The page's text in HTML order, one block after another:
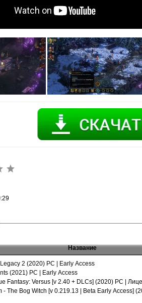
Название
2 (2020) PC | Early Access
(2021) PC | Early Access
Fantasy: Versus [v 2.40 + DLCs] (2020) PC |
- The Bog Witch [v 0.219.13 | Beta Early Access]